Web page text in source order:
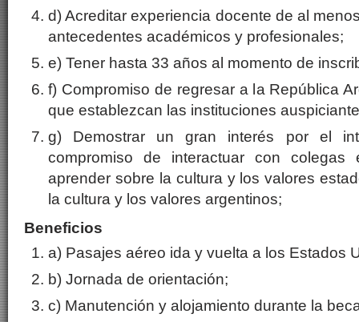
d) Acreditar experiencia docente de al
antecedentes académicos y profesionales;
e) Tener hasta 33 años al momento de
f) Compromiso de regresar a la República
que establezcan las instituciones
g) Demostrar un gran interés por el
compromiso de interactuar con colegas
aprender sobre la cultura y los valores
la cultura y los valores argentinos;
Beneficios
a) Pasajes aéreo ida y vuelta a los Estados
b) Jornada de orientación;
c) Manutención y alojamiento durante la